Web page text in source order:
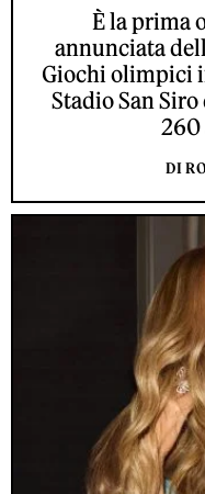
È la prima
annunciata
Giochi olimpici
Stadio San
260
DI